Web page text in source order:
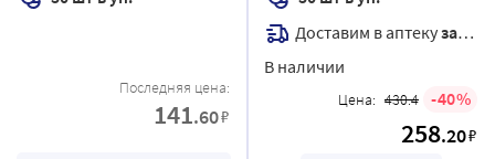
Последняя цена:
141.60₽
Доставим в аптекузавтра
В наличии
Цена: 430.4 40
258.20₽